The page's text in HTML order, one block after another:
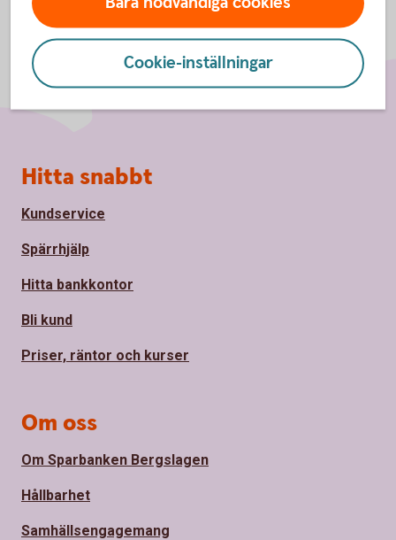
Cookie-inställningar
Sidfot
Hitta snabbt
Kundservice
Spärrhjälp
Hitta bankkontor
Bli kund
Priser, räntor och kurser
Om oss
Om Sparbanken Bergslagen
Hållbarhet
Samhällsengagemang